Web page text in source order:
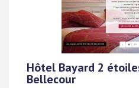
Hôtel Bayard 2
Bellecour